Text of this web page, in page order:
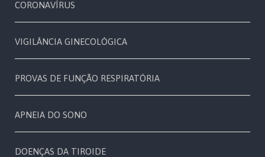
CORONAVÍRUS
VIGILÂNCIA GINECOLÓGICA
PROVAS DE FUNÇÃO RESPIRATÓRIA
APNEIA DO SONO
DOENÇAS DA TIROIDE